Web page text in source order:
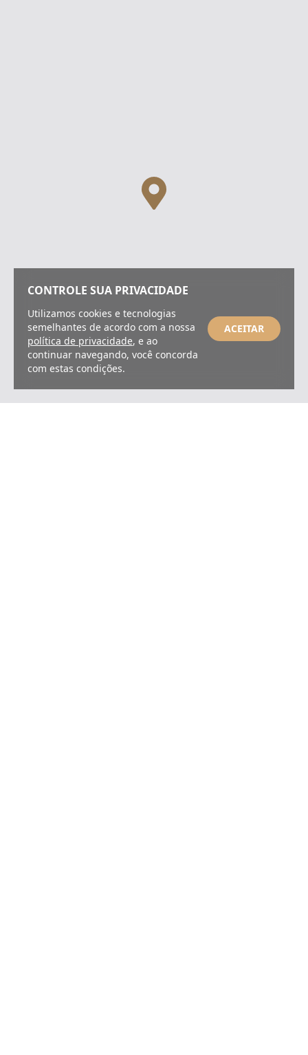
CONTROLE SUA PRIVACIDADE
Utilizamos cookies e tecnologias
semelhantes de acordo com a nossa
política de privacidade, e ao
continuar navegando, você concorda
com estas condições.
ACEITAR